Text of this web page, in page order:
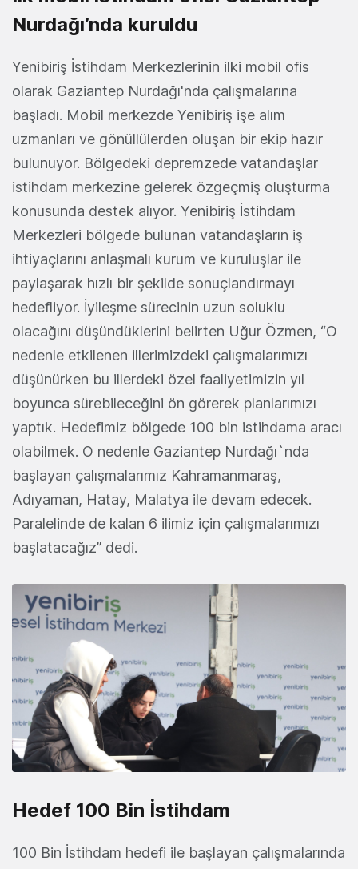
Nurdağı’nda kuruldu
Yenibiriş İstihdam Merkezlerinin ilki mobil ofis
olarak Gaziantep Nurdağı'nda çalışmalarına
başladı. Mobil merkezde Yenibiriş işe alım
uzmanları ve gönüllülerden oluşan bir ekip hazır
bulunuyor. Bölgedeki depremzede vatandaşlar
istihdam merkezine gelerek özgeçmiş oluşturma
konusunda destek alıyor. Yenibiriş İstihdam
Merkezleri bölgede bulunan vatandaşların iş
ihtiyaçlarını anlaşmalı kurum ve kuruluşlar ile
paylaşarak hızlı bir şekilde sonuçlandırmayı
hedefliyor. İyileşme sürecinin uzun soluklu
olacağını düşündüklerini belirten Uğur Özmen, “O
nedenle etkilenen illerimizdeki çalışmalarımızı
düşünürken bu illerdeki özel faaliyetimizin yıl
boyunca sürebileceğini ön görerek planlarımızı
yaptık. Hedefimiz bölgede 100 bin istihdama aracı
olabilmek. O nedenle Gaziantep Nurdağı`nda
başlayan çalışmalarımız Kahramanmaraş,
Adıyaman, Hatay, Malatya ile devam edecek.
Paralelinde de kalan 6 ilimiz için çalışmalarımızı
başlatacağız” dedi.
Hedef 100 Bin İstihdam
100 Bin İstihdam hedefi ile başlayan çalışmalarında